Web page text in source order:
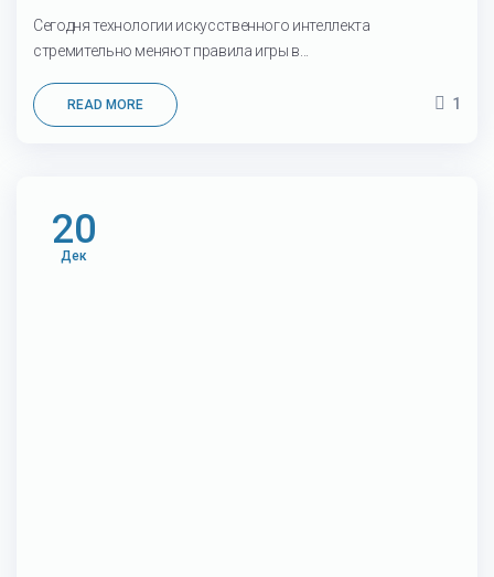
Сегодня технологии искусственного интеллекта
стремительно меняют правила игры в...
READ MORE 1
20
Дек